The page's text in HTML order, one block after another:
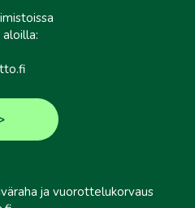
ja vuorottelukorvaus